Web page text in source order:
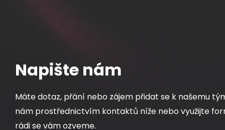
Napište nám
Máte dotaz, přání nebo zájem přidat se k našemu
nám prostřednictvím kontaktů níže nebo využijte
rádi se vám ozveme.